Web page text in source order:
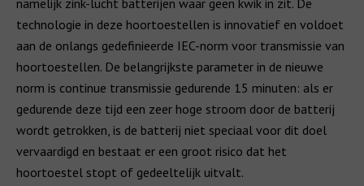
namelijk zink-lucht batterijen waar geen kwik in zit. De
technologie in deze hoortoestellen is innovatief en voldoet
aan de onlangs gedefinieerde IEC-norm voor transmissie van
hoortoestellen. De belangrijkste parameter in de nieuwe
norm is continue transmissie gedurende 15 minuten: als er
gedurende deze tijd een zeer hoge stroom door de batterij
wordt getrokken, is de batterij niet speciaal voor dit doel
vervaardigd en bestaat er een groot risico dat het
hoortoestel stopt of gedeeltelijk uitvalt.